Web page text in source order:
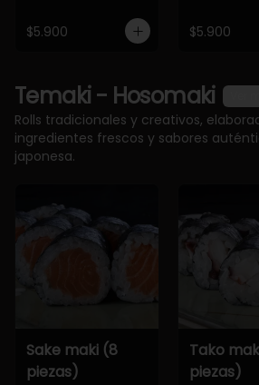
$5.900 $5.900
Temaki - Hosomaki
Rolls tradicionales y creativos,
ingredientes frescos y sabores
japonesa.
Sake maki (8
piezas)
Tako
piezas)